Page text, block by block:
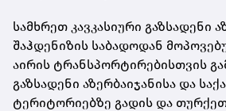
სამხრეთ კავკასიური გაზსადენი
შაჰდენიზის საბადოდან
აირის ტრანსპორტირებისთვის
გაზსადენი აზერბაიჯანისა და
ტერიტორიებზე გადის და